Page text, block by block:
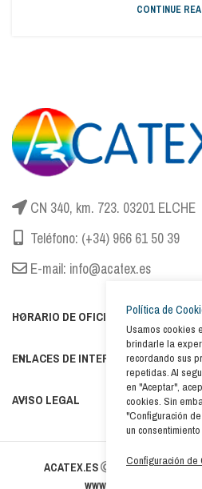
CONTINUE
CN 340, km. 723. 03201 ELCHE
Teléfono: (+34) 966 61 50 39
E-mail: info@acatex.es
HORARIO DE OFICINA
ENLACES DE INTERÉS
AVISO LEGAL
ACATEX.ES
2021. All Rights
www.computecno.com
Política de
Usamos cookies
brindarle la
recordando sus
repetidas. Al
en "Aceptar",
cookies. Sin
"Configuración
un
Configuración